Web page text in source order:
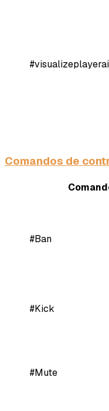
Comandos de
#Ban
#Kick
#Mute